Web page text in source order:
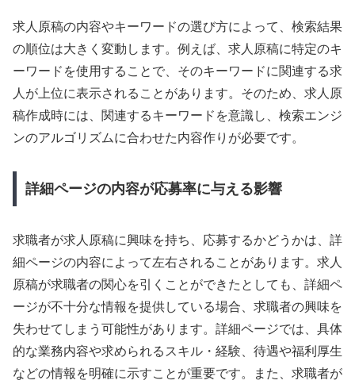
求人原稿の内容やキーワードの選び方によって、検索結果
の順位は大きく変動します。例えば、求人原稿に特定のキ
ーワードを使用することで、そのキーワードに関連する求
人が上位に表示されることがあります。そのため、求人原
稿作成時には、関連するキーワードを意識し、検索エンジ
ンのアルゴリズムに合わせた内容作りが必要です。
詳細ページの内容が応募率に与える影響
求職者が求人原稿に興味を持ち、応募するかどうかは、詳
細ページの内容によって左右されることがあります。求人
原稿が求職者の関心を引くことができたとしても、詳細ペ
ージが不十分な情報を提供している場合、求職者の興味を
失わせてしまう可能性があります。詳細ページでは、具体
的な業務内容や求められるスキル・経験、待遇や福利厚生
などの情報を明確に示すことが重要です。また、求職者が